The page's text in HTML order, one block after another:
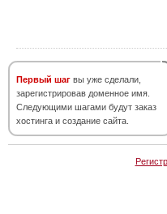
Первый шаг вы уже сделали,
зарегистрировав доменное имя.
Следующими шагами будут заказ
хостинга и создание сайта.